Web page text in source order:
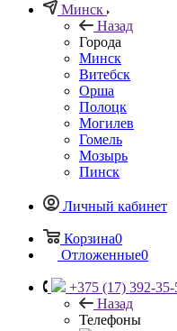
Минск
Назад
Города
Минск
Витебск
Орша
Полоцк
Могилев
Гомель
Мозырь
Пинск
Личный кабинет
Корзина0
Отложенные0
+375 (17) 392-35-
Назад
Телефоны